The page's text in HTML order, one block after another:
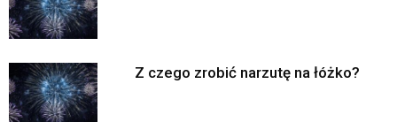
Z czego zrobić narzutę na łóżko?